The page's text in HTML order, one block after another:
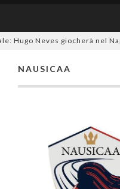
Hugo Neves giocherà nel
NAUSICAA